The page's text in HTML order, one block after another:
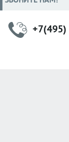
+7(495)